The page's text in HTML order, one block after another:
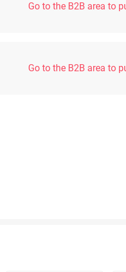
Go to the B2B area to
Go to the B2B area to